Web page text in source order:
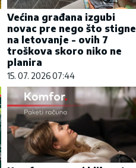
Većina građana izgubi
novac pre nego što stigne
na letovanje - ovih 7
troškova skoro niko ne
planira
15. 07. 2026 07:44